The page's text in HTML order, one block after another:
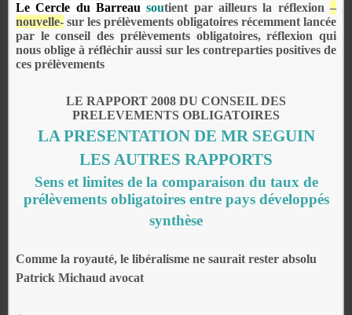
Le Cercle du Barreau soutient par ailleurs la réflexion–
nouvelle- sur les prélèvements obligatoires récemment lancée
par le conseil des prélèvements obligatoires, réflexion qui
nous oblige à réfléchir aussi sur les contreparties positives de
ces prélèvements
LE RAPPORT 2008 DU CONSEIL DES
PRELEVEMENTS OBLIGATOIRES
LA PRESENTATION DE MR SEGUIN
LES AUTRES RAPPORTS
Sens et limites de la comparaison du taux de
prélèvements obligatoires entre pays développés
synthèse
Comme la royauté, le libéralisme ne saurait rester absolu
Patrick Michaud avocat